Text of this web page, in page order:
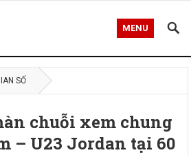
MENU
SỐ
chuỗi xem chung
– U23 Jordan tại 60